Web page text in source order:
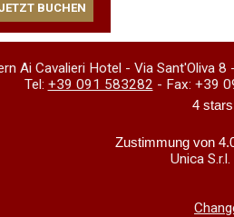
BUCHEN
Ai Cavalieri Hotel- Via Sant'Oliva 8
Tel: +39 091 583282 - Fax: +39
4
Zustimmung von
Unica